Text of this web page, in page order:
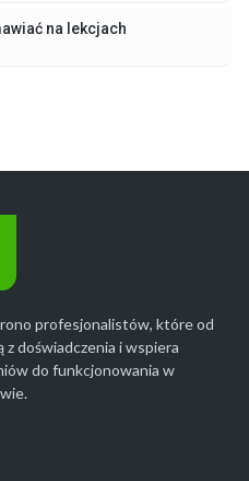
na lekcjach
profesjonalistów, które od
doświadczenia i wspiera
do funkcjonowania w